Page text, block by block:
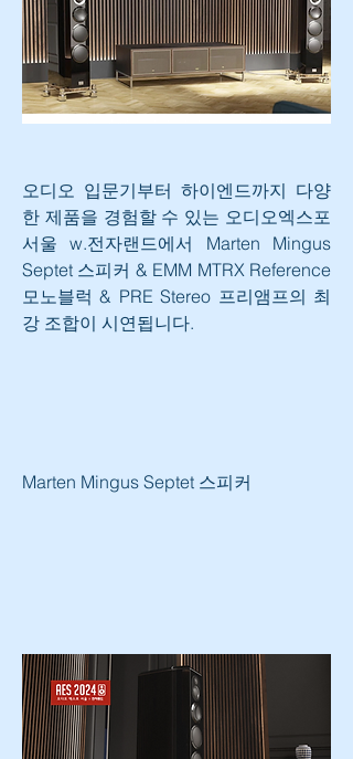
오디오 입문기부터 하이엔드까지 다양
한 제품을 경험할 수 있는 오디오엑스포
서울 w.전자랜드에서 Marten Mingus
Septet 스피커 & EMM MTRX Reference
모노블럭 & PRE Stereo 프리앰프의 최
강 조합이 시연됩니다.
Marten Mingus Septet 스피커